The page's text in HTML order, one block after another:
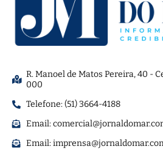
R. Manoel de Matos Pereira, 40 -
000
Telefone: (51) 3664-4188
Email:
Email: